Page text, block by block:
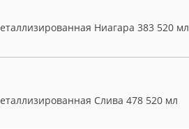
Ниагара 383 520 мл
Слива 478 520 мл